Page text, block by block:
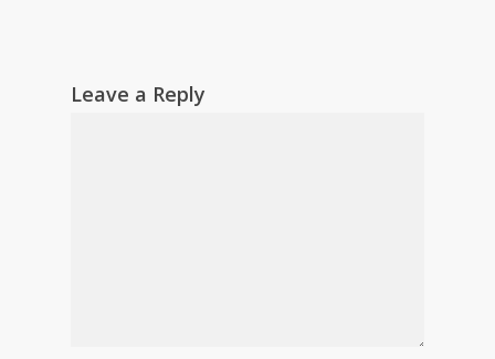
Leave a Reply